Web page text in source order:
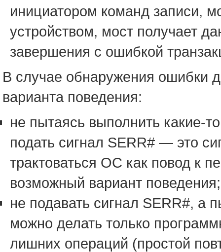
инициатором команд записи,
устройством, мост получает
завершения с ошибкой
В случае обнаружения ошибки
варианта поведения:
не пытаясь выполнить какие-
подать сигнал SERR# — это
трактоваться ОС как повод к
возможный вариант поведения;
не подавать сигнал SERR#, а
можно делать только
лишних операций (простой